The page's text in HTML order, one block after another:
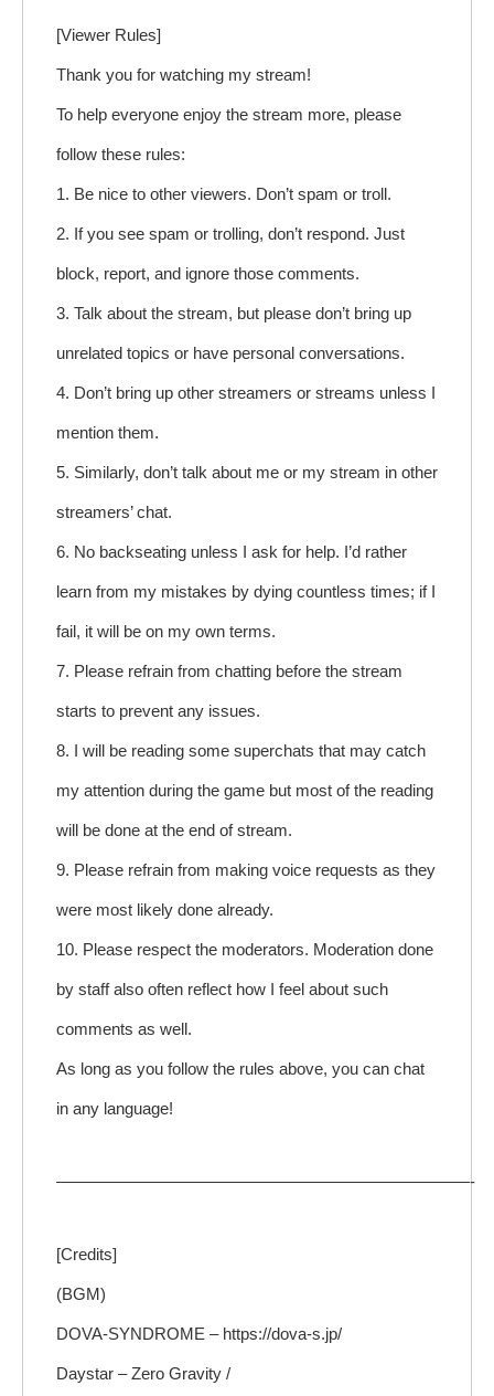
[Viewer Rules]
Thank you for watching my stream!
To help everyone enjoy the stream more, please
follow these rules:
1. Be nice to other viewers. Don’t spam or troll.
2. If you see spam or trolling, don’t respond. Just
block, report, and ignore those comments.
3. Talk about the stream, but please don’t bring up
unrelated topics or have personal conversations.
4. Don’t bring up other streamers or streams unless I
mention them.
5. Similarly, don’t talk about me or my stream in other
streamers’ chat.
6. No backseating unless I ask for help. I’d rather
learn from my mistakes by dying countless times; if I
fail, it will be on my own terms.
7. Please refrain from chatting before the stream
starts to prevent any issues.
8. I will be reading some superchats that may catch
my attention during the game but most of the reading
will be done at the end of stream.
9. Please refrain from making voice requests as they
were most likely done already.
10. Please respect the moderators. Moderation done
by staff also often reflect how I feel about such
comments as well.
As long as you follow the rules above, you can chat
in any language!
—————————————————————————-
[Credits]
(BGM)
DOVA-SYNDROME – https://dova-s.jp/
Daystar – Zero Gravity /